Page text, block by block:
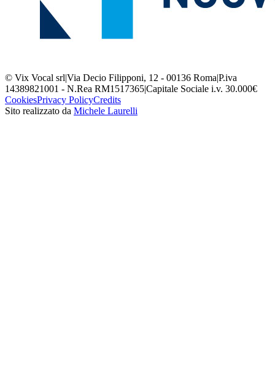
© Vix Vocal srl|Via Decio Filipponi, 12 - 00136 Roma|P.iva
14389821001 - N.Rea RM1517365|Capitale Sociale i.v. 30.000€
CookiesPrivacy PolicyCredits
Sito realizzato da Michele Laurelli